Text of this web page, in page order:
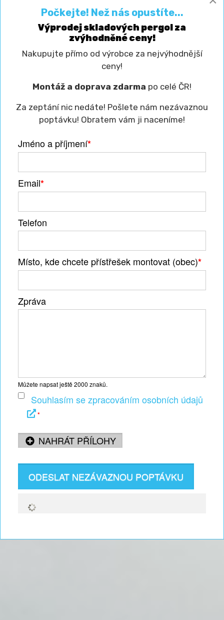
Počkejte! Než nás opustíte...
Výprodej skladových pergol za
zvýhodněné ceny!
Nakupujte přímo od výrobce za nejvýhodnější
ceny!
Montáž a doprava zdarma po celé ČR!
Za zeptání nic nedáte! Pošlete nám nezávaznou
poptávku! Obratem vám ji naceníme!
Jméno a příjmení*
Email*
Telefon
Místo, kde chcete přístřešek montovat (obec)*
Zpráva
Můžete napsat ještě2000 znaků.
Souhlasím se zpracováním osobních údajů
*
NAHRÁT PŘÍLOHY
ODESLAT NEZÁVAZNOU POPTÁVKU